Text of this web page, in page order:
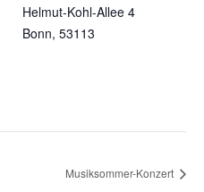
Helmut-Kohl-Allee 4
Bonn, 53113
Musiksommer-Konzert